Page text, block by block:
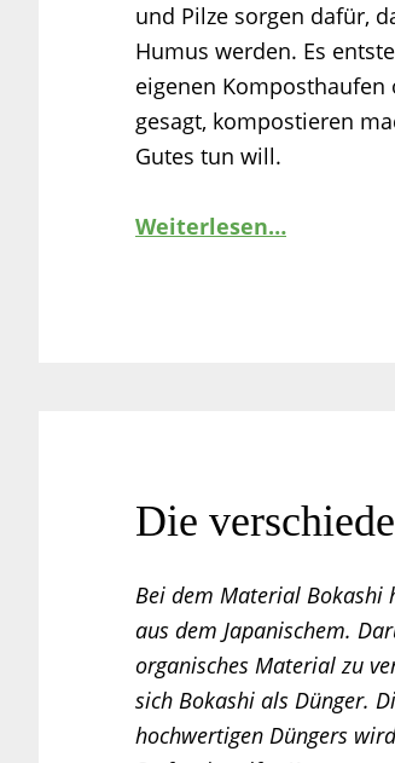
und Pilze sorgen dafür,
Humus werden. Es
eigenen
gesagt, kompostieren
Gutes tun will.
Weiterlesen…
Die
Bei dem Material Bokashi
aus dem Japanischem.
organisches Material zu
sich Bokashi als Dünger.
hochwertigen Düngers